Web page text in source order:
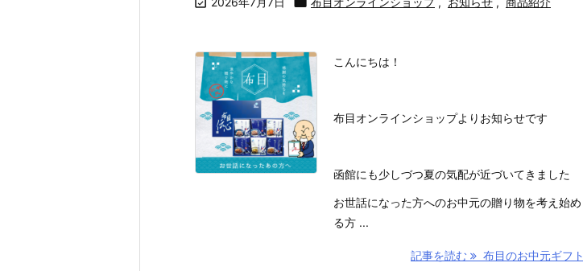
こんにちは！
布目オンラインショップよりお知らせです
函館にも少しづつ夏の気配が近づいてきました
お世話になった方へのお中元の贈り物を考え始め
る方 ...
記事を読む 布目のお中元ギフト